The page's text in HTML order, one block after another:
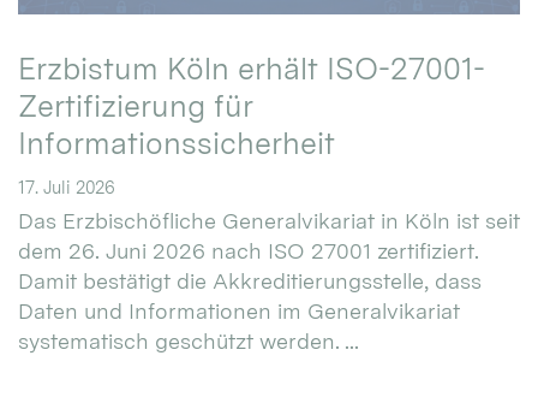
Erzbistum Köln erhält ISO-27001-
Zertifizierung für
Informationssicherheit
17. Juli 2026
Das Erzbischöfliche Generalvikariat in Köln ist seit
dem 26. Juni 2026 nach ISO 27001 zertifiziert.
Damit bestätigt die Akkreditierungsstelle, dass
Daten und Informationen im Generalvikariat
systematisch geschützt werden. ...